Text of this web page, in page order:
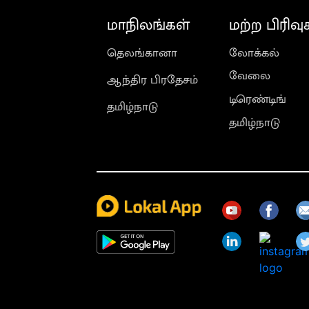
மாநிலங்கள்
தெலங்கானா
ஆந்திர பிரதேசம்
தமிழ்நாடு
மற்ற
லோக்கல்
வேலை
டிரெண்டிங்
தமிழ்நாடு